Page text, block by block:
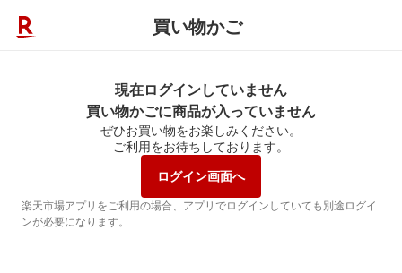
買い物かご
現在ログインしていません
買い物かごに商品が入っていません
ぜひお買い物をお楽しみください。
ご利用をお待ちしております。
ログイン画面へ
楽天市場アプリをご利用の場合、アプリでログインしていても別途ログイ
ンが必要になります。